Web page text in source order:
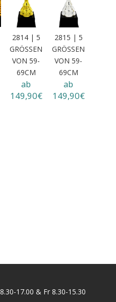
2814 | 5
GRÖSSEN V
ON 59-6
9CM
ab
149,90€
2815 | 5
GRÖSSEN V
ON 59-6
9CM
ab
149,90€
17.00 & Fr 8.30-15.30